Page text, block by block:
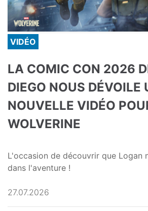
VIDÉO
LA COMIC CON 2026
DIEGO NOUS DÉVOILE
NOUVELLE VIDÉO
WOLVERINE
L'occasion de découvrir que Logan
dans l'aventure !
27.07.2026